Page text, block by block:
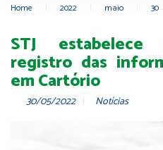
Home 2022 maio 30
STJ estabelece
registro das
em Cartório
30/05/2022 Notícias